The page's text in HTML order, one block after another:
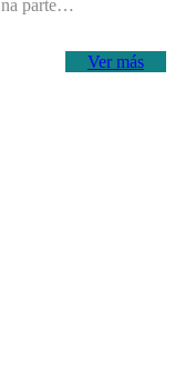
parte…
Ver más